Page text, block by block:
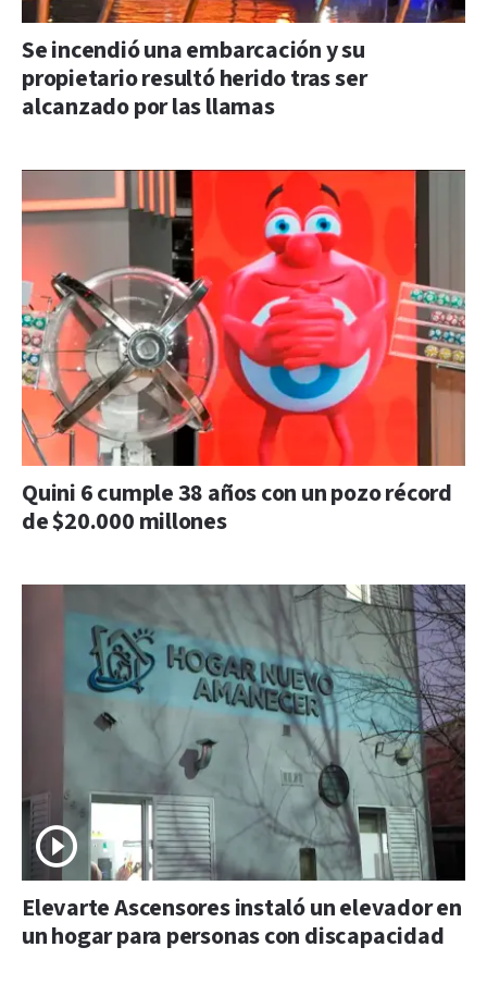
Se incendió una embarcación y su
propietario resultó herido tras ser
alcanzado por las llamas
Quini 6 cumple 38 años con un pozo récord
de $20.000 millones
Elevarte Ascensores instaló un elevador en
un hogar para personas con discapacidad